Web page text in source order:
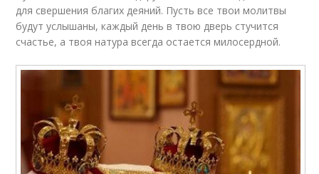
для свершения благих деяний. Пусть все твои молитвы
будут услышаны, каждый день в твою дверь стучится
счастье, а твоя натура всегда остается милосердной.